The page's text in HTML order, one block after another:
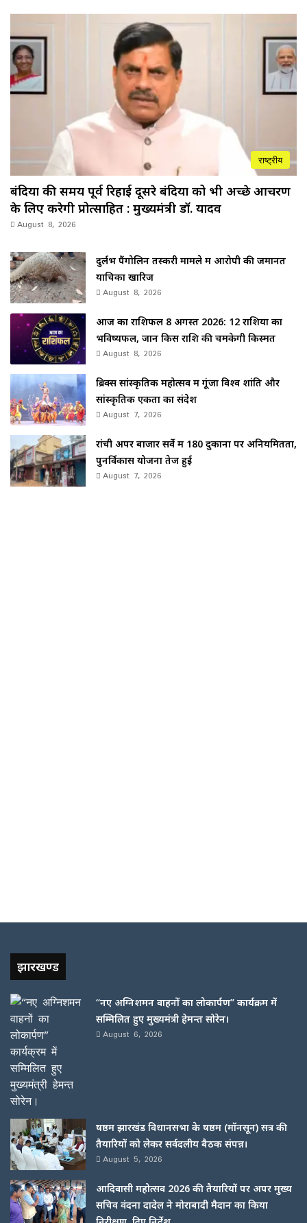
राष्ट्रीय
बंदियों की समय पूर्व रिहाई दूसरे बंदियों को भी अच्छे आचरण
के लिए करेगी प्रोत्साहित : मुख्यमंत्री डॉ. यादव
August 8, 2026
दुर्लभ पैंगोलिन तस्करी मामले में आरोपी की जमानत
याचिका खारिज
August 8, 2026
आज का राशिफल 8 अगस्त 2026: 12 राशियों का
भविष्यफल, जानें किस राशि की चमकेगी किस्मत
August 8, 2026
ब्रिक्स सांस्कृतिक महोत्सव में गूंजा विश्व शांति और
सांस्कृतिक एकता का संदेश
August 7, 2026
रांची अपर बाजार सर्वे में 180 दुकानों पर अनियमितता,
पुनर्विकास योजना तेज हुई
August 7, 2026
झारखण्ड
“नए अग्निशमन वाहनों का लोकार्पण” कार्यक्रम में
सम्मिलित हुए मुख्यमंत्री हेमन्त सोरेन।
August 6, 2026
षष्ठम झारखंड विधानसभा के षष्ठम (मॉनसून) सत्र की
तैयारियों को लेकर सर्वदलीय बैठक संपन्न।
August 5, 2026
आदिवासी महोत्सव 2026 की तैयारियों पर अपर मुख्य
सचिव वंदना दादेल ने मोराबादी मैदान का किया